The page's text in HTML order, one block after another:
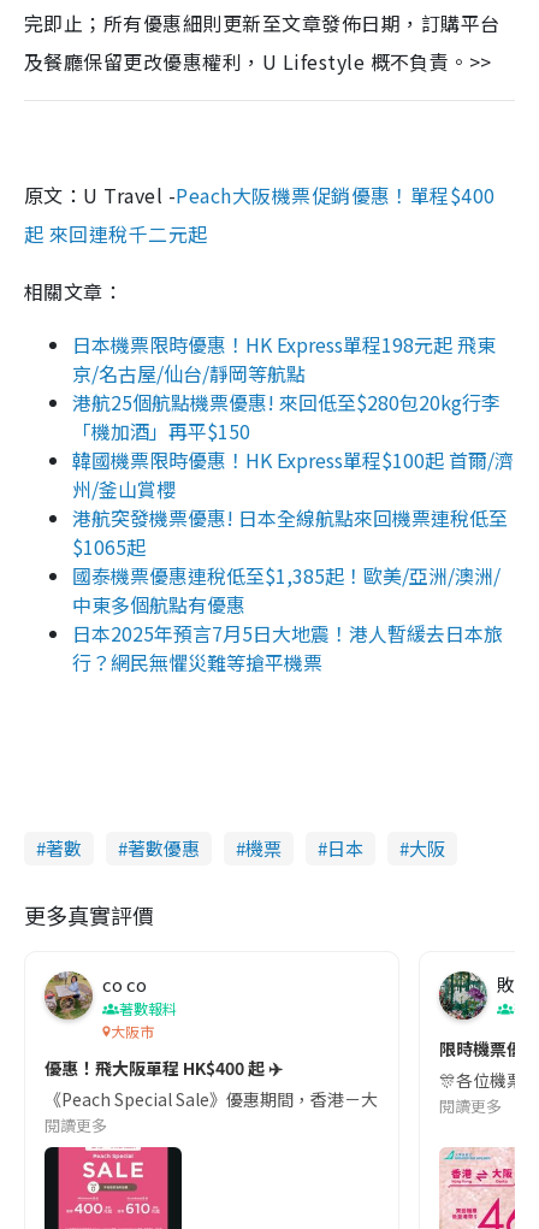
完即止；所有優惠細則更新至文章發佈日期，訂購平台
及餐廳保留更改優惠權利，U Lifestyle 概不負責。>>
原文：U Travel -Peach大阪機票促銷優惠！單程$400
起 來回連稅千二元起
相關文章：
日本機票限時優惠！HK Express單程198元起 飛東
京/名古屋/仙台/靜岡等航點
港航25個航點機票優惠! 來回低至$280包20kg行李
「機加酒」再平$150
韓國機票限時優惠！HK Express單程$100起 首爾/濟
州/釜山賞櫻
港航突發機票優惠! 日本全線航點來回機票連稅低至
$1065起
國泰機票優惠連稅低至$1,385起！歐美/亞洲/澳洲/
中東多個航點有優惠
日本2025年預言7月5日大地震！港人暫緩去日本旅
行？網民無懼災難等搶平機票
著數 著數優惠 機票 日本 大阪
更多真實評價
co co
著數報料
大阪市
優惠！飛大阪單程 HK$400 起 ✈️
《Peach Special Sale》優惠期間，香港－大阪(關西) 航線至10
閱讀更多
敗家
著
限時機票優
🎊各位機票
閱讀更多